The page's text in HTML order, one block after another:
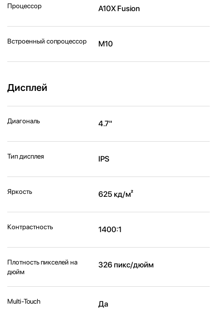
Процессор A10X Fusion
Встроенный сопроцессор M10
Дисплей
Диагональ 4.7"
Тип дисплея IPS
Яркость 625 кд/м²
Контрастность 1400:1
Плотность пикселей на
дюйм
326 пикс/дюйм
Multi-Touch Да